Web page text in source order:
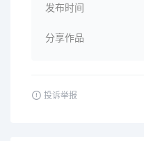
发布时间
分享作品
投诉举报